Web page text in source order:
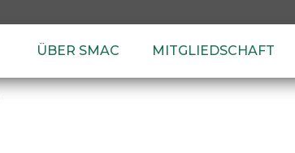
ÜBER SMAC MITGLIEDSCHAFT